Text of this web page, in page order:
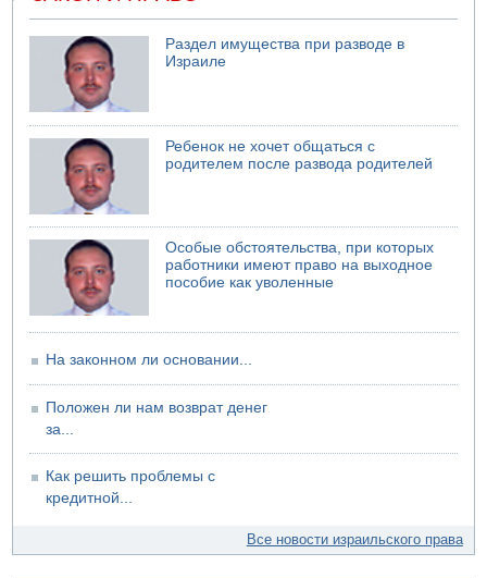
04.08.2026 10:13
Троих подростков унесло течением на Кинерете
04.08.2026 08:45
Атака на склады в Подмосковье и Ленинградской
области
Раздел имущества при разводе в
Израиле
Ребенок не хочет общаться с
родителем после развода родителей
Особые обстоятельства, при которых
работники имеют право на выходное
пособие как уволенные
На законном ли основании...
Положен ли нам возврат денег
за...
Как решить проблемы с
кредитной...
Все новости израильского права